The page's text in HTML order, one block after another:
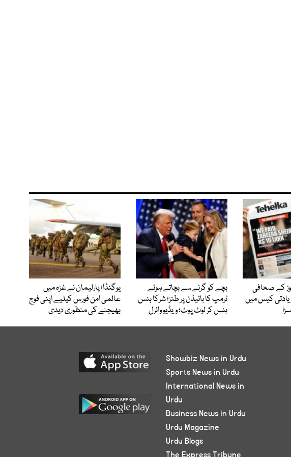
کے صحافی
کیس میں
بچے کو گرنے سے بچاتے ہوئے
ٹرمپ کا بائیڈن پر طنز؛ شرکا ہنس
ہنس کر لوٹ پوٹ؛ ویڈیو وائرل
یوگنڈا؛ پارلیمان نے غزہ میں
عالمی امن فورس کیلیے اپنی فوج
بھیجنے کی منظوری دیدی
Showbiz News in Urdu
Sports News in Urdu
International News in
Urdu
Business News in Urdu
Urdu Magazine
Urdu Blogs